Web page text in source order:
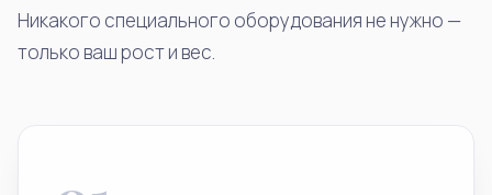
Никакого специального оборудования не нужно —
только ваш рост и вес.